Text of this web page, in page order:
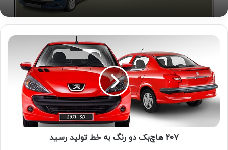
ایران خودرو قیمت جدید محصولات کارخانه ای خود
را اعلام کرد
۲۰۷ هاچ‌بک دو رنگ به خط تولید رسید